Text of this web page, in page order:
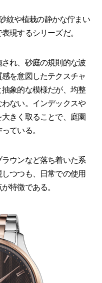
紋や植栽の静かな佇まい
現するシリーズだ。
れ、砂庭の規則的な波
を意図したテクスチャ
象的な模様だが、均整
ない。インデックスや
きく取ることで、庭園
ている。
ウンなど落ち着いた系
つつも、日常での使用
特徴である。